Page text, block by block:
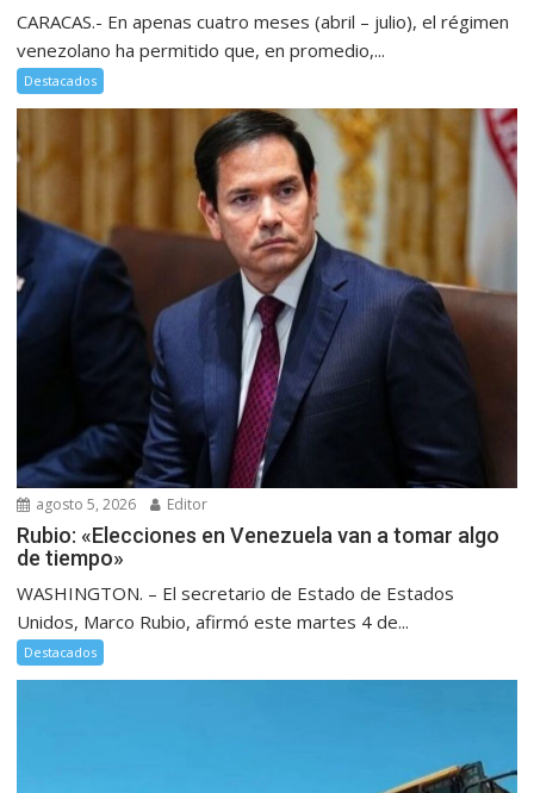
CARACAS.- En apenas cuatro meses (abril – julio), el régimen
venezolano ha permitido que, en promedio,...
Destacados
agosto 5, 2026 Editor
Rubio: «Elecciones en Venezuela van a tomar algo
de tiempo»
WASHINGTON. – El secretario de Estado de Estados
Unidos, Marco Rubio, afirmó este martes 4 de...
Destacados